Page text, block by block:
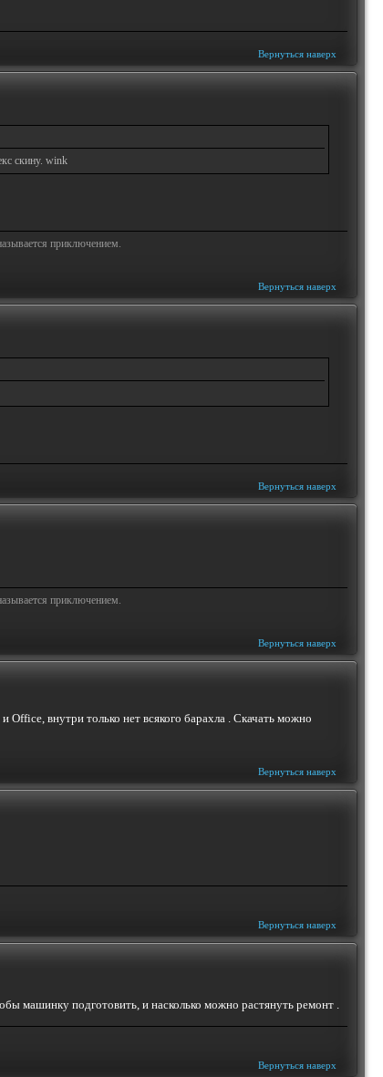
Вернуться наверх
скину. wink
приключением.
Вернуться наверх
Вернуться наверх
приключением.
Вернуться наверх
Office, внутри только нет всякого барахла . Скачать можно
Вернуться наверх
Вернуться наверх
машинку подготовить, и насколько можно растянуть ремонт .
Вернуться наверх